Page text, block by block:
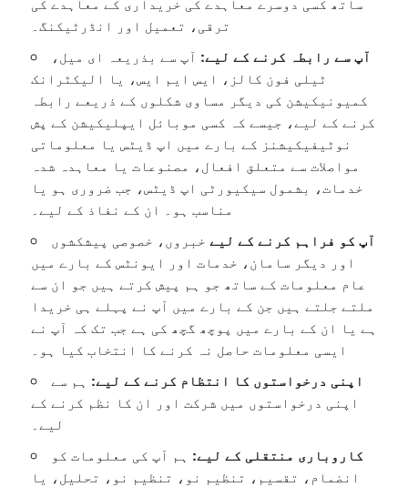
ترقی، تعمیل اور انڈرٹیکنگ۔
آپ سے رابطہ کرنے کے لیے: آپ سے بذریعہ ای میل،
ٹیلی فون کالز، ایس ایم ایس، یا الیکٹرانک
کمیونیکیشن کی دیگر مساوی شکلوں کے ذریعے رابطہ
کرنے کے لیے، جیسے کہ کسی موبائل ایپلیکیشن کے پش
نوٹیفیکیشنز کے بارے میں اپ ڈیٹس یا معلوماتی
مواصلات سے متعلق افعال، مصنوعات یا معاہدہ شدہ
خدمات، بشمول سیکیورٹی اپ ڈیٹس، جب ضروری ہو یا
مناسب ہو۔ ان کے نفاذ کے لیے۔
آپ کو فراہم کرنے کے لیے خبروں، خصوصی پیشکشوں
اور دیگر سامان، خدمات اور ایونٹس کے بارے میں
عام معلومات کے ساتھ جو ہم پیش کرتے ہیں جو ان سے
ملتے جلتے ہیں جن کے بارے میں آپ نے پہلے ہی خریدا
ہے یا ان کے بارے میں پوچھ گچھ کی ہے جب تک کہ آپ نے
ایسی معلومات حاصل نہ کرنے کا انتخاب کیا ہو۔
اپنی درخواستوں کا انتظام کرنے کے لیے: ہم سے
اپنی درخواستوں میں شرکت اور ان کا نظم کرنے کے
لیے۔
کاروباری منتقلی کے لیے: ہم آپ کی معلومات کو
انضمام، تقسیم، تنظیم نو، تنظیم نو، تحلیل، یا